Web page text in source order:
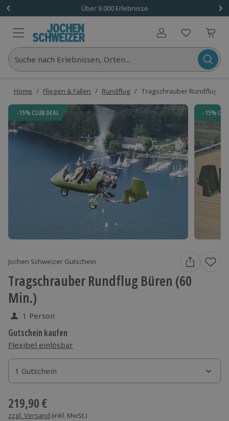
Über 9.000 Erlebnisse
Benutzerkonto
Suche nach Erlebnissen, Orten...
Home / Fliegen & Fallen / Rundflug / Tragschrauber Rundflug
-15% CLUB DEAL -15%
Jochen Schweizer Gutschein
Tragschrauber Rundflug Büren (60
Min.)
1 Person
Gutschein kaufen
Flexibel einlösbar
1 Gutschein
1 Gutschein
1 Gutschein
219,90 €
zzgl. Versand (inkl. MwSt.)